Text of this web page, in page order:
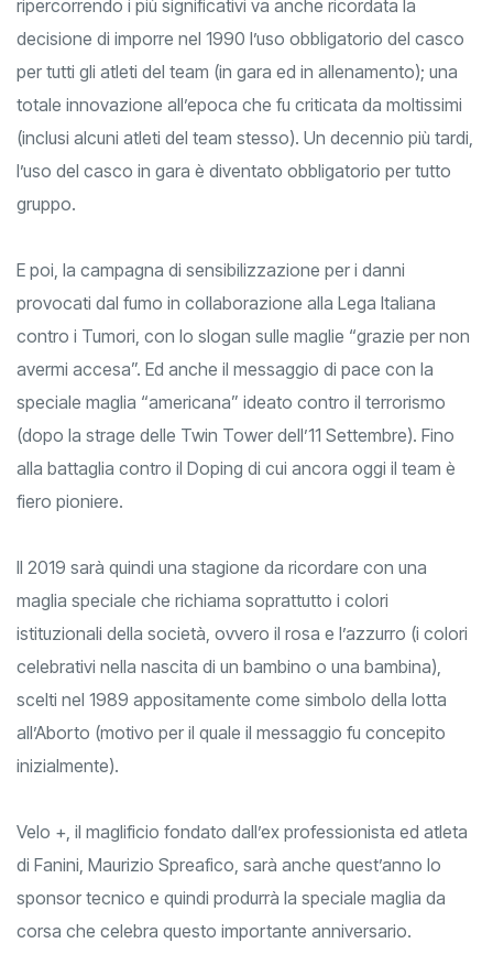
Di momenti da ricordare ce ne sarebbero migliaia, ma
ripercorrendo i più significativi va anche ricordata la
decisione di imporre nel 1990 l’uso obbligatorio del casco
per tutti gli atleti del team (in gara ed in allenamento); una
totale innovazione all’epoca che fu criticata da moltissimi
(inclusi alcuni atleti del team stesso). Un decennio più tardi,
l’uso del casco in gara è diventato obbligatorio per tutto
E poi, la campagna di sensibilizzazione per i danni
provocati dal fumo in collaborazione alla Lega Italiana
contro i Tumori, con lo slogan sulle maglie “grazie per non
avermi accesa”. Ed anche il messaggio di pace con la
speciale maglia “americana” ideato contro il terrorismo
(dopo la strage delle Twin Tower dell’11 Settembre). Fino
alla battaglia contro il Doping di cui ancora oggi il team è
Il 2019 sarà quindi una stagione da ricordare con una
maglia speciale che richiama soprattutto i colori
istituzionali della società, ovvero il rosa e l’azzurro (i colori
celebrativi nella nascita di un bambino o una bambina),
scelti nel 1989 appositamente come simbolo della lotta
all’Aborto (motivo per il quale il messaggio fu concepito
Velo +, il maglificio fondato dall’ex professionista ed atleta
di Fanini, Maurizio Spreafico, sarà anche quest’anno lo
sponsor tecnico e quindi produrrà la speciale maglia da